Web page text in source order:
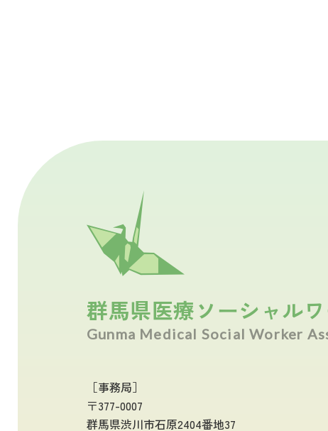
群馬県医療ソーシャル
Gunma Medical Social Worker
［事務局］
〒377-0007
群馬県渋川市石原2404番地37